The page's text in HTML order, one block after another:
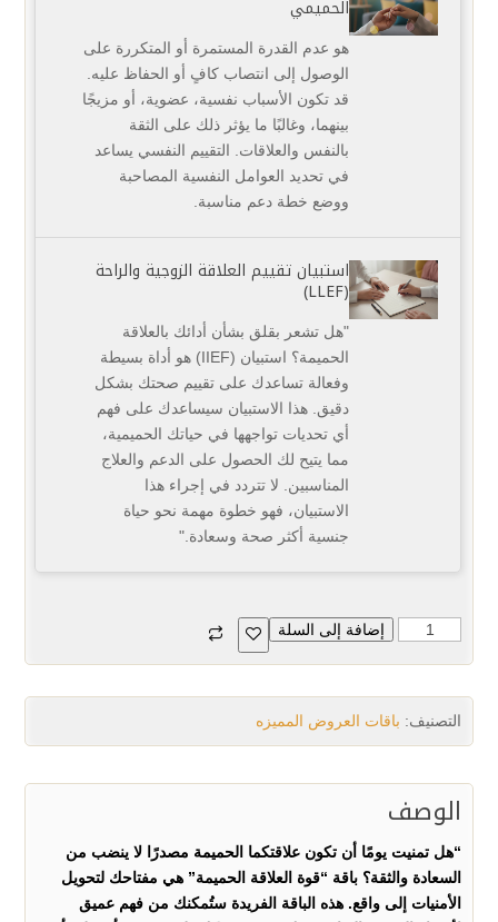
الحميمي
هو عدم القدرة المستمرة أو المتكررة على
الوصول إلى انتصاب كافٍ أو الحفاظ عليه.
قد تكون الأسباب نفسية، عضوية، أو مزيجًا
بينهما، وغالبًا ما يؤثر ذلك على الثقة
بالنفس والعلاقات. التقييم النفسي يساعد
في تحديد العوامل النفسية المصاحبة
ووضع خطة دعم مناسبة.
استبيان تقييم العلاقة الزوجية والراحة
(LLEF)
"هل تشعر بقلق بشأن أدائك بالعلاقة
الحميمة؟ استبيان (IIEF) هو أداة بسيطة
وفعالة تساعدك على تقييم صحتك بشكل
دقيق. هذا الاستبيان سيساعدك على فهم
أي تحديات تواجهها في حياتك الحميمية،
مما يتيح لك الحصول على الدعم والعلاج
المناسبين. لا تتردد في إجراء هذا
الاستبيان، فهو خطوة مهمة نحو حياة
جنسية أكثر صحة وسعادة."
إضافة إلى السلة
التصنيف: باقات العروض المميزه
الوصف
“هل تمنيت يومًا أن تكون علاقتكما الحميمة مصدرًا لا ينضب من
السعادة والثقة؟ باقة “قوة العلاقة الحميمة” هي مفتاحك لتحويل
الأمنيات إلى واقع. هذه الباقة الفريدة ستُمكنك من فهم عميق